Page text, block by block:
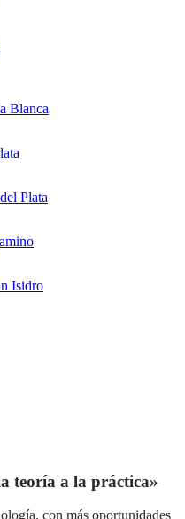
Blanca
Plata
Isidro
teoría a la práctica»
con más oportunidades